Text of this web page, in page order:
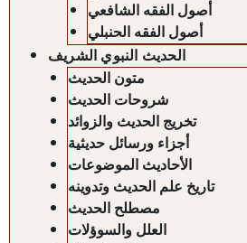
أصول الفقه الشافعي
أصول الفقه الحنبلي
الحديث النبوي الشريف
متون الحديث
شروحات الحديث
تخريج الحديث والزوائد
أجزاء ورسائل حديثية
الأحاديث الموضوعات
تاريخ علم الحديث وتدوينه
مصطلح الحديث
العلل والسوؤلات